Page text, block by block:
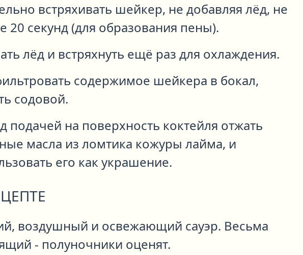
встряхивать шейкер, не добавляя лёд, не
20 секунд (для образования пены).
лёд и встряхнуть ещё раз для охлаждения.
содержимое шейкера в бокал,
содовой.
подачей на поверхность коктейля отжать
масла из ломтика кожуры лайма, и
его как украшение.
воздушный и освежающий сауэр. Весьма
- полуночники оценят.